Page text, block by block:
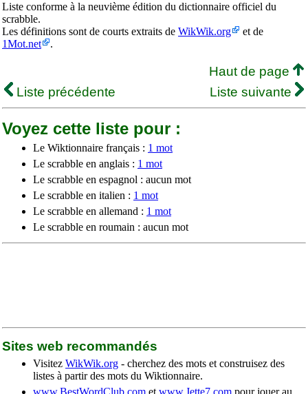
Liste conforme à la neuvième édition du dictionnaire officiel du
scrabble.
Les définitions sont de courts extraits de WikWik.org
et de
1Mot.net
.
Haut de page
Liste précédente
Liste suivante
Voyez cette liste pour :
Le Wiktionnaire français : 1 mot
Le scrabble en anglais : 1 mot
Le scrabble en espagnol : aucun mot
Le scrabble en italien : 1 mot
Le scrabble en allemand : 1 mot
Le scrabble en roumain : aucun mot
Sites web recommandés
Visitez WikWik.org - cherchez des mots et construisez des
listes à partir des mots du Wiktionnaire.
www.BestWordClub.com et www.Jette7.com pour jouer au